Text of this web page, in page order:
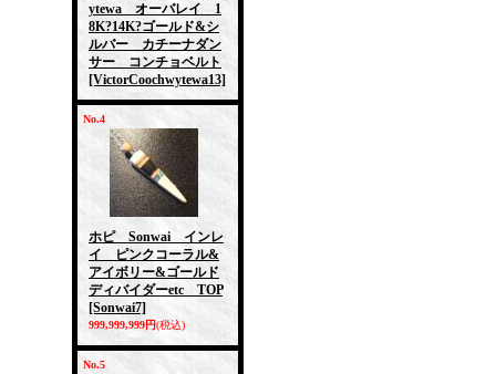
ytewa オーバレイ 1
8K?14K?ゴールド&シ
ルバー カチーナダン
サー コンチョベルト
[VictorCoochwytewa13]
No.4
ホピ Sonwai インレ
イ ピンクコーラル&
アイボリー&ゴールド
ディバイダーetc TOP
[Sonwai7]
999,999,999円(税込)
No.5